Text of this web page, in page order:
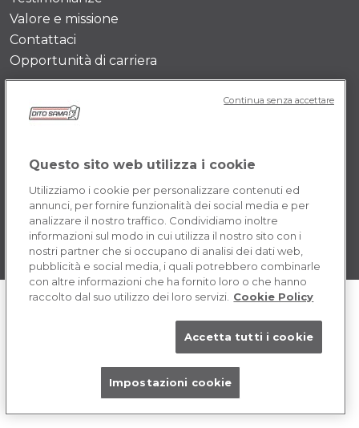
Valore e missione
Contattaci
Opportunità di carriera
POLICY IT
CookieQuesto sito web utilizza i cookie
Utilizziamo i cookie per personalizzare contenuti ed
annunci, per fornire funzionalità dei social media e per
analizzare il nostro traffico. Condividiamo inoltre
informazioni sul modo in cui utilizza il nostro sito con i
nostri partner che si occupano di analisi dei dati web,
pubblicità e social media, i quali potrebbero combinarle
con altre informazioni che ha fornito loro o che hanno
raccolto dal suo utilizzo dei loro servizi. Cookie Policy
Accetta tutti i cookie
Impostazioni cookie
Continua senza accettare